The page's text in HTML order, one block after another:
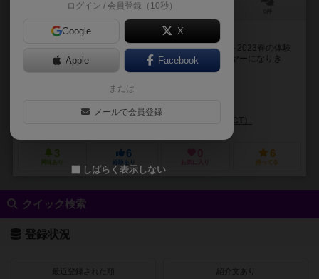
15～20分
脱出を目指しドアを開け
神経衰弱型の協力型脱出ゲームです。ゲームマーケット2023春の体験
会で体験し、めちゃくちゃ面白かったです。 各プレイヤーになりき
り、ゾンビがいる建物から脱出するアイテムを集...
比嘉 勇二（Yuji Higa）
アルジャーノンプロダクト（ALGERNON PRODUCT）
3
興味あり
6
経験あり お気に入り
6
持ってる
クイック検索
登録状況
最近登録された順 紹介文あり
ログイン / 会員登録（10秒）
Google X
Apple Facebook
または
メールで会員登録
しばらく表示しない